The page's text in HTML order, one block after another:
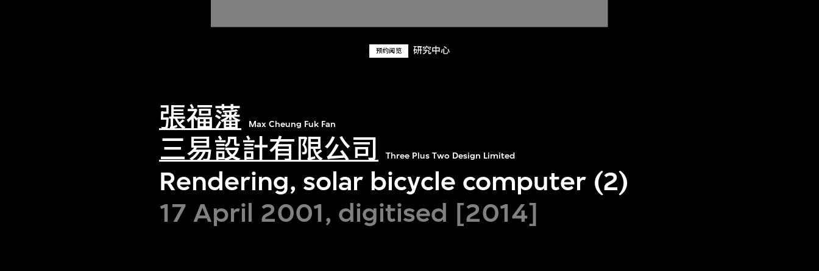
预约阅览 研究中心
張福藩 Max Cheung Fuk Fan
三易設計有限公司 Three Plus Two Design Limited
Rendering, solar bicycle computer (2)
17 April 2001, digitised [2014]